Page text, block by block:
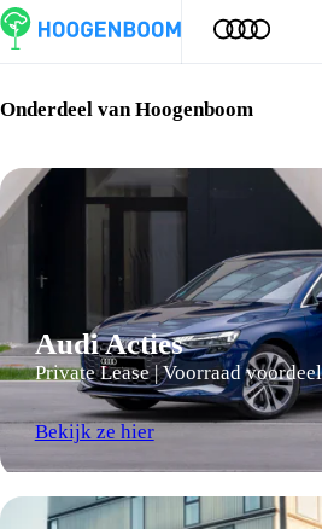
Onderdeel van Hoogenboom
Audi Acties
Private Lease | Voorraad
Bekijk ze hier